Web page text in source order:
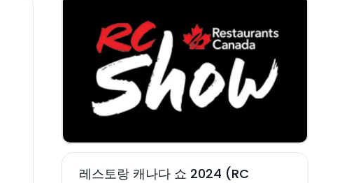
레스토랑 캐나다 쇼 2024 (RC